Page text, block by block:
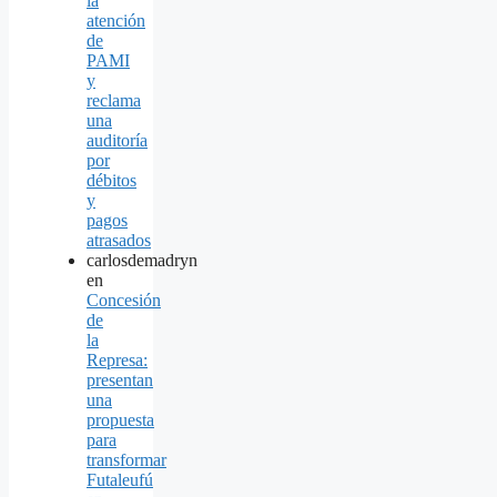
atención
de
PAMI
y
reclama
una
auditoría
por
débitos
y
pagos
atrasados
carlosdemadryn
en
Concesión
de
la
Represa:
presentan
una
propuesta
para
transformar
Futaleufú